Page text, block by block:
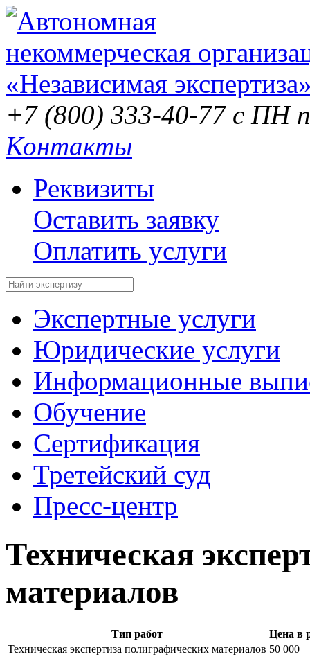
+7 (800) 333-40-77 с ПН
Контакты
Реквизиты
Оставить заявку
Оплатить услуги
Экспертные услуги
Юридические услуги
Информационные
Обучение
Сертификация
Третейский суд
Пресс-центр
Техническая
материалов
Тип работ
Цена в
Техническая экспертиза полиграфических материалов 50 000